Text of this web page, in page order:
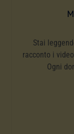
Stai
racconto i
Ogni